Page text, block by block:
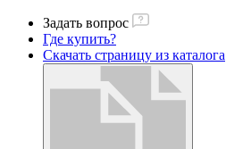
Задать вопрос
Где купить?
Скачать страницу из каталога